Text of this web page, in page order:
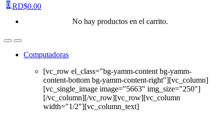
0 RD$0.00
No hay productos en el carrito.
Computadoras
[vc_row el_class="bg-yamm-content bg-yamm-
content-bottom bg-yamm-content-right"][vc_column]
[vc_single_image image="5663" img_size="250"]
[/vc_column][/vc_row][vc_row][vc_column
width="1/2"][vc_column_text]